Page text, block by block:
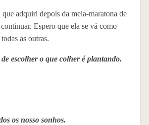
adquiri depois da meia-maratona de
Espero que ela se vá como
as outras.
escolher o que colher é plantando.
os nosso sonhos.